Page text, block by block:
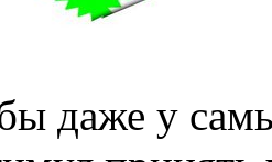
даже у